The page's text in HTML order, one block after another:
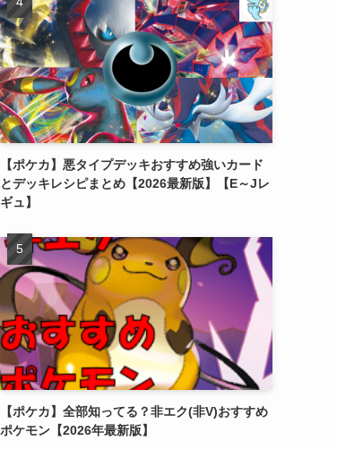
【ポケカ】悪タイプデッキおすすめ強いカード
とデッキレシピまとめ【2026最新版】【E～Jレ
ギュ】
【ポケカ】全部知ってる？非エク(非V)おすすめ
ポケモン【2026年最新版】